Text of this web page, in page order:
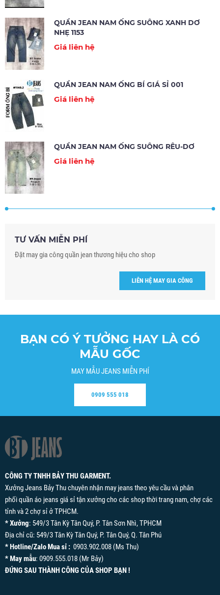
QUẦN JEAN NAM ỐNG SUÔNG XANH DƠ
NHẸ 1153
Giá liên hệ
QUẦN JEAN NAM ỐNG BÍ GIÁ SỈ 001
Giá liên hệ
QUẦN JEAN NAM ỐNG SUÔNG RÊU-DƠ
Giá liên hệ
TƯ VẤN MIỄN PHÍ
Đặt may gia công quần jean thương hiệu cho shop
LIÊN HỆ MAY GIA CÔNG
BẠN CÓ Ý TƯỞNG HAY LÀ CÓ
MẪU GỐC
MAY MẪU JEANS MIỄN PHÍ
0909 555 018
CÔNG TY TNHH BẢY THU GARMENT.
Xưởng Jeans Bảy Thu chuyên nhận may jeans theo yêu cầu và phân
phối quần áo jeans giá sỉ tận xưởng cho các shop thời trang nam, chợ các
tỉnh và 2 chợ sỉ ở TPHCM.
* Xưởng: 549/3 Tân Kỳ Tân Quý, P. Tân Sơn Nhì, TPHCM
Địa chỉ cũ: 549/3 Tân Kỳ Tân Quý, P. Tân Quý, Q. Tân Phú
* Hotline/Zalo Mua sỉ : 0903.902.008 (Ms Thu)
* May mẫu: 0909.555.018 (Mr Bảy)
ĐỨNG SAU THÀNH CÔNG CỦA SHOP BẠN !